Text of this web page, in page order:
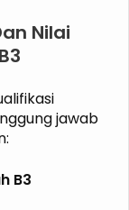
Nilai
jawab
B3